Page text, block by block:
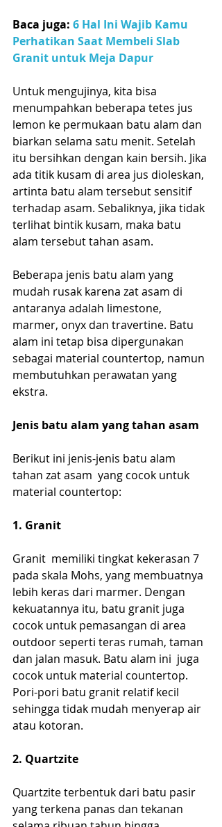
Baca juga: 6 Hal Ini Wajib Kamu
Perhatikan Saat Membeli Slab
Granit untuk Meja Dapur
Untuk mengujinya, kita bisa
menumpahkan beberapa tetes jus
lemon ke permukaan batu alam dan
biarkan selama satu menit. Setelah
itu bersihkan dengan kain bersih. Jika
ada titik kusam di area jus dioleskan,
artinta batu alam tersebut sensitif
terhadap asam. Sebaliknya, jika tidak
terlihat bintik kusam, maka batu
alam tersebut tahan asam.
Beberapa jenis batu alam yang
mudah rusak karena zat asam di
antaranya adalah limestone,
marmer, onyx dan travertine. Batu
alam ini tetap bisa dipergunakan
sebagai material countertop, namun
membutuhkan perawatan yang
ekstra.
Jenis batu alam yang tahan asam
Berikut ini jenis-jenis batu alam
tahan zat asam  yang cocok untuk
material countertop:
1. Granit
Granit  memiliki tingkat kekerasan 7
pada skala Mohs, yang membuatnya
lebih keras dari marmer. Dengan
kekuatannya itu, batu granit juga
cocok untuk pemasangan di area
outdoor seperti teras rumah, taman
dan jalan masuk. Batu alam ini  juga
cocok untuk material countertop.
Pori-pori batu granit relatif kecil
sehingga tidak mudah menyerap air
atau kotoran.
2. Quartzite
Quartzite terbentuk dari batu pasir
yang terkena panas dan tekanan